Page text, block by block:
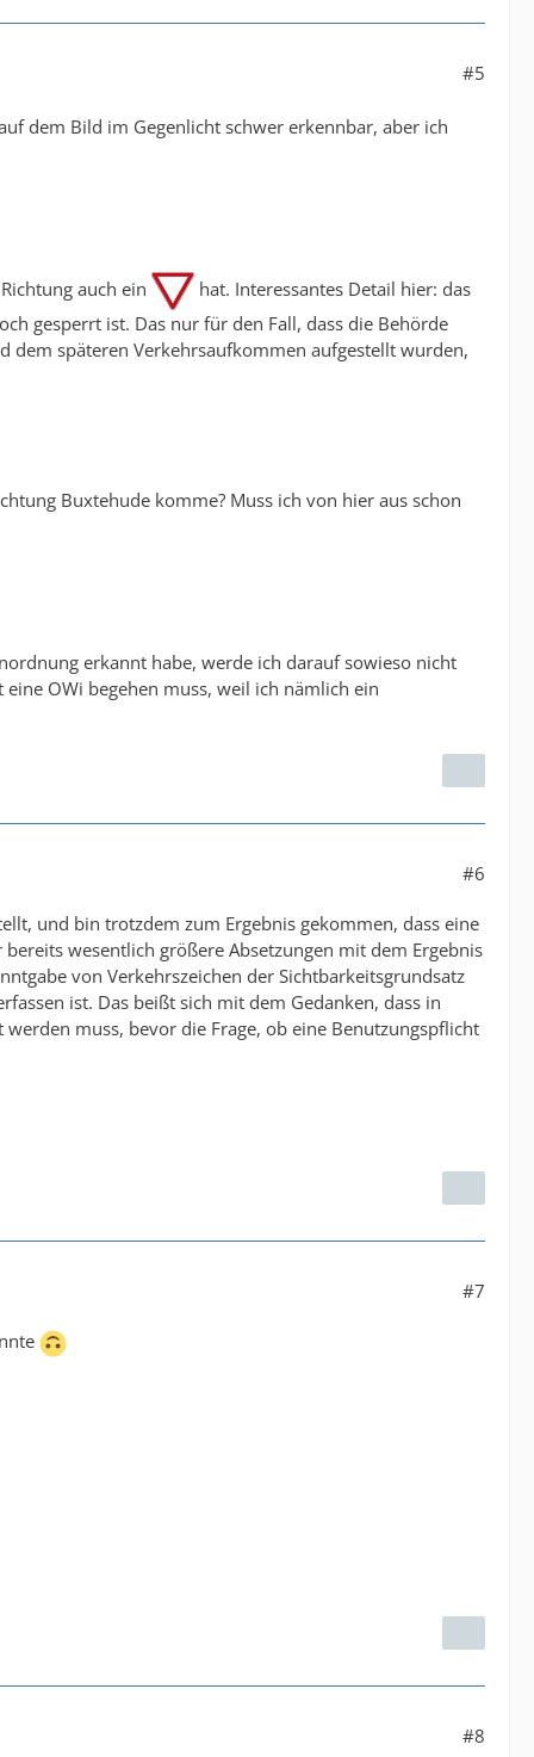
#5
dem Bild im Gegenlicht schwer erkennbar, aber ich
auch ein
hat. Interessantes Detail hier: das
gesperrt ist. Das nur für den Fall, dass die Behörde
dem späteren Verkehrsaufkommen aufgestellt wurden,
Buxtehude komme? Muss ich von hier aus schon
erkannt habe, werde ich darauf sowieso nicht
OWi begehen muss, weil ich nämlich ein
#6
und bin trotzdem zum Ergebnis gekommen, dass eine
wesentlich größere Absetzungen mit dem Ergebnis
von Verkehrszeichen der Sichtbarkeitsgrundsatz
ist. Das beißt sich mit dem Gedanken, dass in
muss, bevor die Frage, ob eine Benutzungspflicht
#7
#8